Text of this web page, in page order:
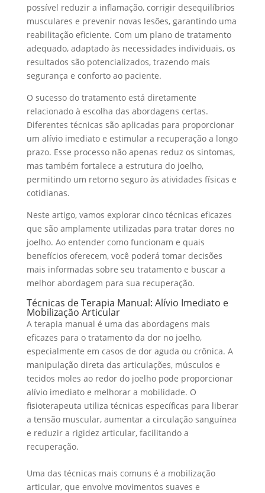
possível reduzir a inflamação, corrigir desequilíbrios
musculares e prevenir novas lesões, garantindo uma
reabilitação eficiente. Com um plano de tratamento
adequado, adaptado às necessidades individuais, os
resultados são potencializados, trazendo mais
segurança e conforto ao paciente.
O sucesso do tratamento está diretamente
relacionado à escolha das abordagens certas.
Diferentes técnicas são aplicadas para proporcionar
um alívio imediato e estimular a recuperação a longo
prazo. Esse processo não apenas reduz os sintomas,
mas também fortalece a estrutura do joelho,
permitindo um retorno seguro às atividades físicas e
cotidianas.
Neste artigo, vamos explorar cinco técnicas eficazes
que são amplamente utilizadas para tratar dores no
joelho. Ao entender como funcionam e quais
benefícios oferecem, você poderá tomar decisões
mais informadas sobre seu tratamento e buscar a
melhor abordagem para sua recuperação.
Técnicas de Terapia Manual: Alívio Imediato e
Mobilização Articular
A terapia manual é uma das abordagens mais
eficazes para o tratamento da dor no joelho,
especialmente em casos de dor aguda ou crônica. A
manipulação direta das articulações, músculos e
tecidos moles ao redor do joelho pode proporcionar
alívio imediato e melhorar a mobilidade. O
fisioterapeuta utiliza técnicas específicas para liberar
a tensão muscular, aumentar a circulação sanguínea
e reduzir a rigidez articular, facilitando a
recuperação.
Uma das técnicas mais comuns é a mobilização
articular, que envolve movimentos suaves e